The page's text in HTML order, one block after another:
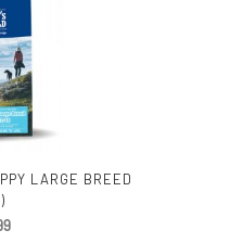
LARGE BREED